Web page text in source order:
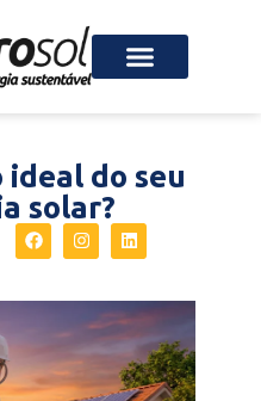
ideal do seu
solar?